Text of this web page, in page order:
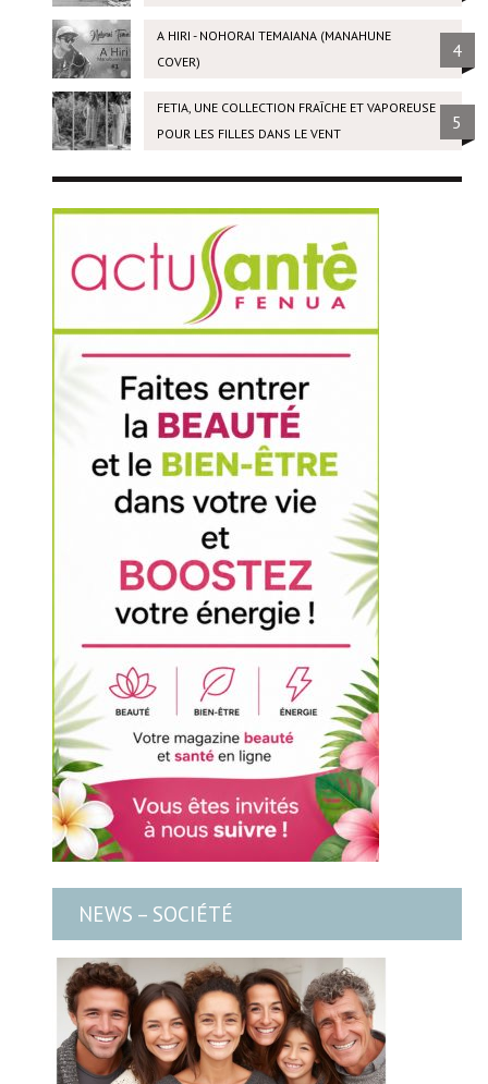
A HIRI - NOHORAI TEMAIANA (MANAHUNE
COVER)
4
FETIA, UNE COLLECTION FRAÎCHE ET VAPOREUSE
POUR LES FILLES DANS LE VENT
5
NEWS – SOCIÉTÉ